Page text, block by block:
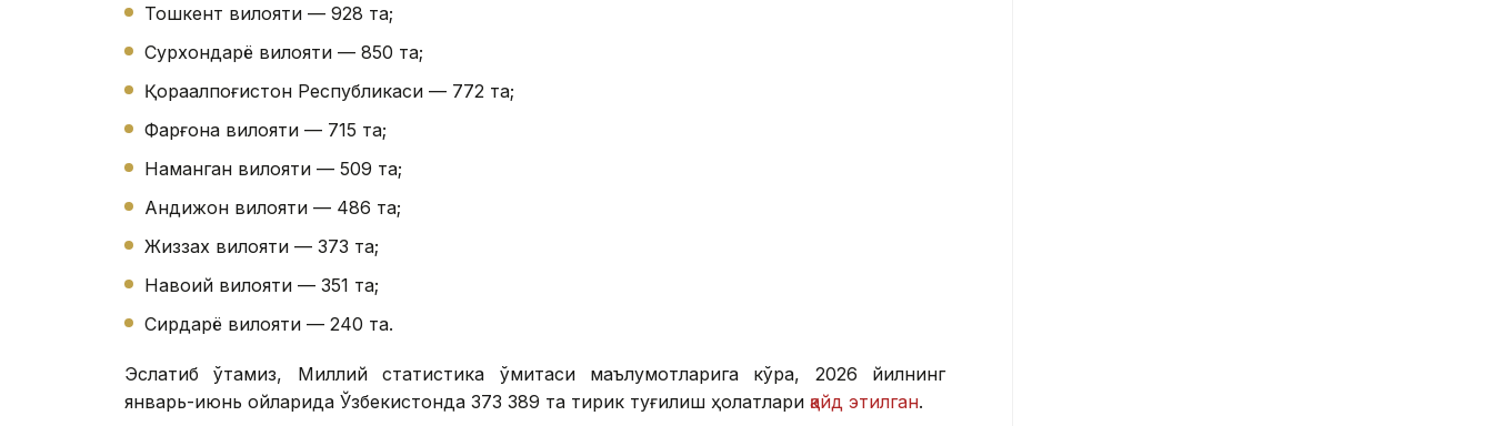
Тошкент вилояти — 928 та;
Сурхондарё вилояти — 850 та;
Қорақалпоғистон Республикаси — 772 та;
Фарғона вилояти — 715 та;
Наманган вилояти — 509 та;
Андижон вилояти — 486 та;
Жиззах вилояти — 373 та;
Навоий вилояти — 351 та;
Сирдарё вилояти — 240 та.
Эслатиб ўтамиз, Миллий статистика қўмитаси маълумотларига кўра, 2026 йилнинг
январь-июнь ойларида Ўзбекистонда 373 389 та тирик туғилиш ҳолатлари қайд этилган.